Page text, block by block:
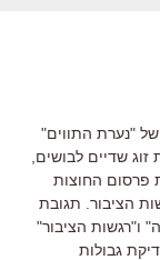
של "נערת התווים"
שדיים לבושים,
פרסום החוצות
הציבור. תגובת
ו"רגשות הציבור"
גבולות